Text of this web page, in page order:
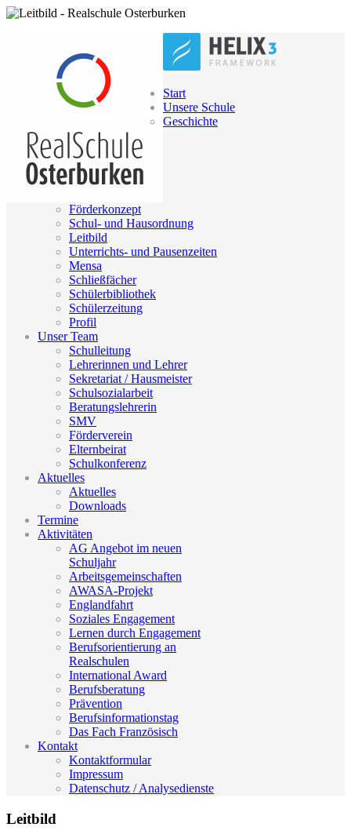
Start
Unsere Schule
Geschichte
Förderkonzept
Schul- und Hausordnung
Leitbild
Unterrichts- und Pausenzeiten
Mensa
Schließfächer
Schülerbibliothek
Schülerzeitung
Profil
Unser Team
Schulleitung
Lehrerinnen und Lehrer
Sekretariat / Hausmeister
Schulsozialarbeit
Beratungslehrerin
SMV
Förderverein
Elternbeirat
Schulkonferenz
Aktuelles
Aktuelles
Downloads
Termine
Aktivitäten
AG Angebot im neuen
Schuljahr
Arbeitsgemeinschaften
AWASA-Projekt
Englandfahrt
Soziales Engagement
Lernen durch Engagement
Berufsorientierung an
Realschulen
International Award
Berufsberatung
Prävention
Berufsinformationstag
Das Fach Französisch
Kontakt
Kontaktformular
Impressum
Datenschutz / Analysedienste
Leitbild